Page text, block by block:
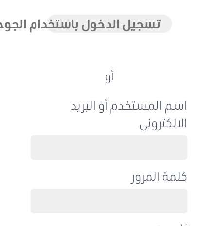
تسجيل الدخول باستخدام الجوجل
اسم المستخدم أو البريد
الالكتروني
كلمة المرور